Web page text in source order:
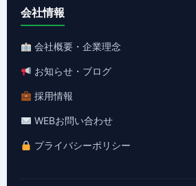
会社情報
会社概要・企業理念
お知らせ・ブログ
採用情報
WEBお問い合わせ
プライバシーポリシー